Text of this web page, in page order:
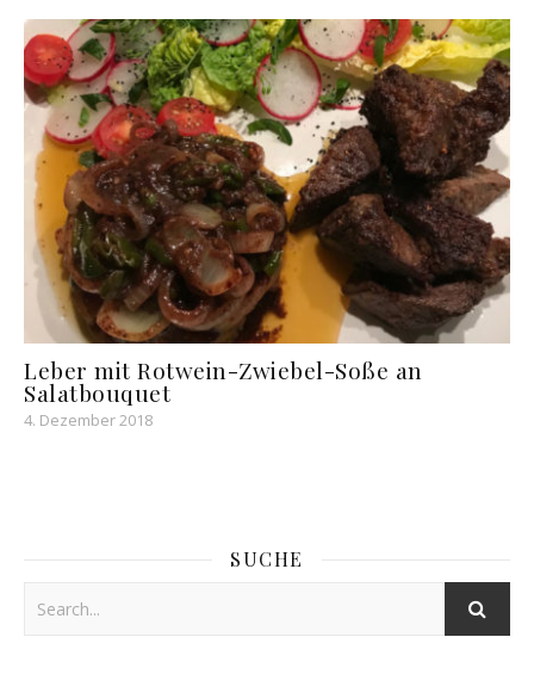
Leber mit Rotwein-Zwiebel-Soße an
Salatbouquet
4. Dezember 2018
SUCHE